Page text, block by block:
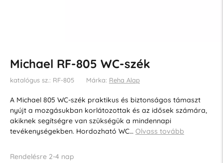
Michael RF-805 WC-szék
katalógus sz.: RF-805 Márka: Reha Alap
A Michael 805 WC-szék praktikus és biztonságos támaszt
nyújt a mozgásukban korlátozottak és az idősek számára,
akiknek segítségre van szükségük a mindennapi
tevékenységekben. Hordozható WC… Olvass tovább
Rendelésre 2-4 nap